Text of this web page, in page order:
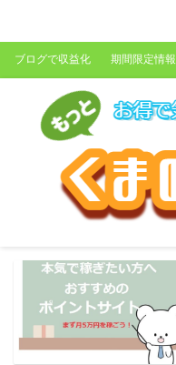
ブログで収益化 期間限定情報